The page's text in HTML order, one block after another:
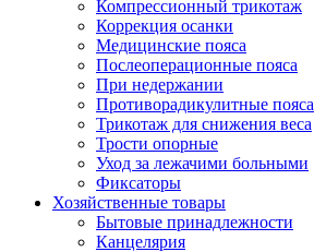
Компрессионный трикотаж
Коррекция осанки
Медицинские пояса
Послеоперационные пояса
При недержании
Противорадикулитные пояса
Трикотаж для снижения веса
Трости опорные
Уход за лежачими больными
Фиксаторы
Хозяйственные товары
Бытовые принадлежности
Канцелярия